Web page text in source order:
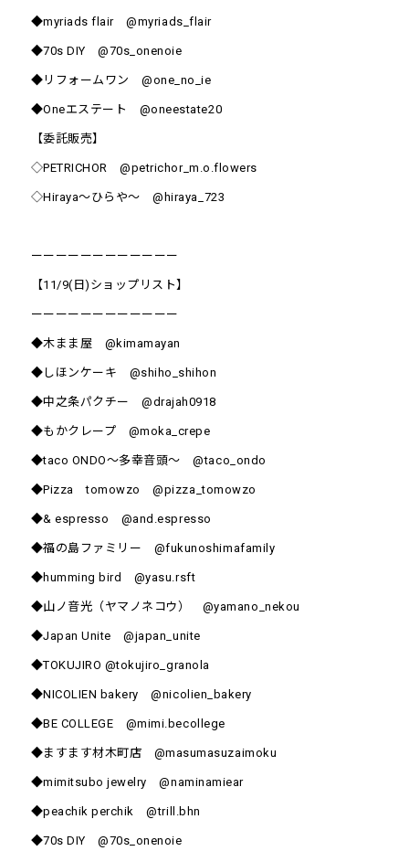
◆myriads flair @myriads_flair
◆70s DIY @70s_onenoie
◆リフォームワン @one_no_ie
◆Oneエステート @oneestate20
【委託販売】
◇PETRICHOR @petrichor_m.o.flowers
◇Hiraya～ひらや～ @hiraya_723
ーーーーーーーーーーーー
【11/9(日)ショップリスト】
ーーーーーーーーーーーー
◆木まま屋 @kimamayan
◆しほンケーキ @shiho_shihon
◆中之条パクチー @drajah0918
◆もかクレープ @moka_crepe
◆taco ONDO～多幸音頭～ @taco_ondo
◆Pizza tomowzo @pizza_tomowzo
◆& espresso @and.espresso
◆福の島ファミリー @fukunoshimafamily
◆humming bird @yasu.rsft
◆山ノ音光（ヤマノネコウ） @yamano_nekou
◆Japan Unite @japan_unite
◆TOKUJIRO @tokujiro_granola
◆NICOLIEN bakery @nicolien_bakery
◆BE COLLEGE @mimi.becollege
◆ますます材木町店 @masumasuzaimoku
◆mimitsubo jewelry @naminamiear
◆peachik perchik @trill.bhn
◆70s DIY @70s_onenoie